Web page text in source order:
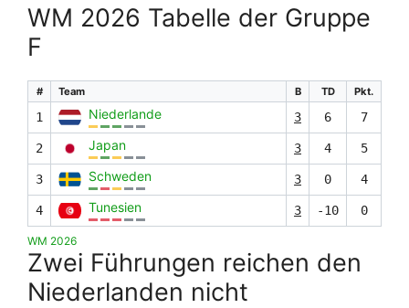
WM 2026 Tabelle der Gruppe
F
# Team B TD Pkt.
1 Niederlande 3 6 7
2 Japan 3 4 5
3 Schweden 3 0 4
4 Tunesien 3 -10 0
WM 2026
Zwei Führungen reichen den
Niederlanden nicht